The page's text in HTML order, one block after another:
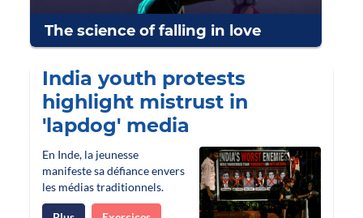
The science of falling in love
India youth protests
highlight mistrust in
'lapdog' media
En Inde, la jeunesse
manifeste sa défiance envers
les médias traditionnels.